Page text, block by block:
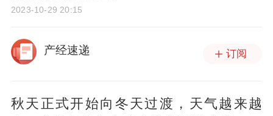
2023-10-29 20:15
产经速递 订阅
秋天正式开始向冬天过渡，天气越来越